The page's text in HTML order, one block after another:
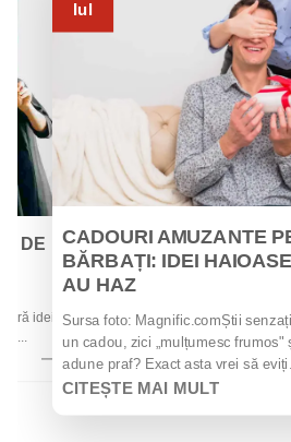
DE
idei
Iul
CADOURI AMUZANTE
BĂRBAȚI: IDEI
AU HAZ
Sursa foto: Magnific.comȘtii
un cadou, zici „mulțumesc frumos"
adune praf? Exact asta vrei să
CITEȘTE MAI MULT